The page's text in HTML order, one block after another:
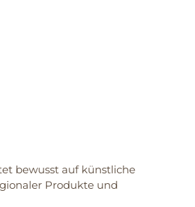
bewusst auf künstliche
Produkte und